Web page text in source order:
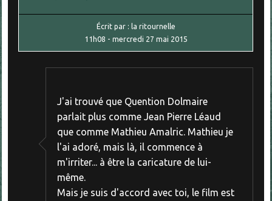
Écrit par : la ritournelle
11h08 - mercredi 27 mai 2015
J'ai trouvé que Quention Dolmaire
parlait plus comme Jean Pierre Léaud
que comme Mathieu Amalric. Mathieu je
l'ai adoré, mais là, il commence à
m'irriter... à être la caricature de lui-
même.
Mais je suis d'accord avec toi, le film est